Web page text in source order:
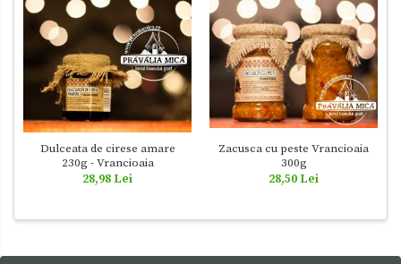
Dulceata de cirese amare
230g - Vrancioaia
28,98 Lei
Zacusca cu peste Vrancioaia
300g
28,50 Lei